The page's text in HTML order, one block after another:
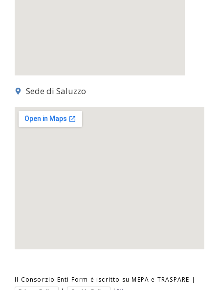
Sede di Saluzzo
Il Consorzio Enti Form è iscritto su MEPA e TRASPARE |